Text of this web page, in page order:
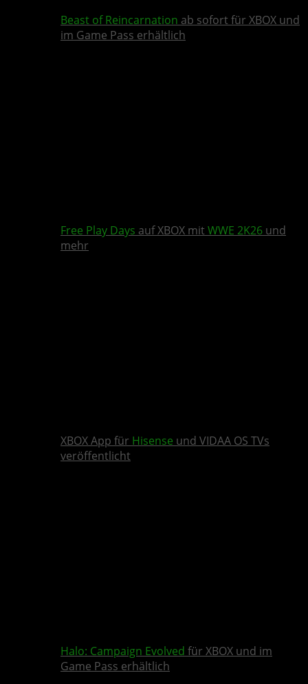
Beast of Reincarnation ab sofort für XBOX und
im Game Pass erhältlich
Free Play Days auf XBOX mit WWE 2K26 und
mehr
XBOX App für Hisense und VIDAA OS TVs
veröffentlicht
Halo: Campaign Evolved für XBOX und im
Game Pass erhältlich